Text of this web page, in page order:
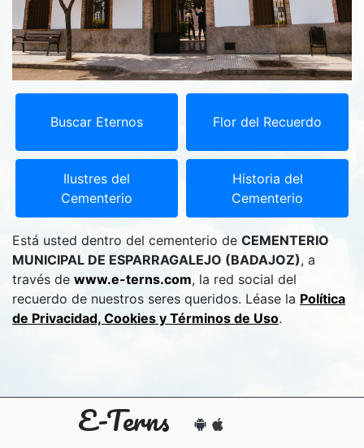
Buscar Eternos Flor del Recuerdo
Ilustres del
Cementerio
Historia del
Cementerio
Está usted dentro del cementerio de CEMENTERIO
MUNICIPAL DE ESPARRAGALEJO (BADAJOZ), a
través de www.e-terns.com, la red social del
recuerdo de nuestros seres queridos. Léase la Política
de Privacidad, Cookies y Términos de Uso.
E-Terns